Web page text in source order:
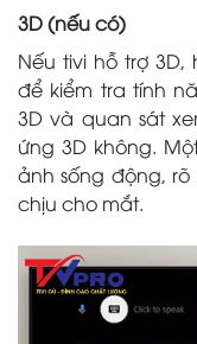
3D (nếu có)
Nếu tivi hỗ trợ
để kiểm tra tính
3D và quan sát
ứng 3D không.
ảnh sống động,
chịu cho mắt.